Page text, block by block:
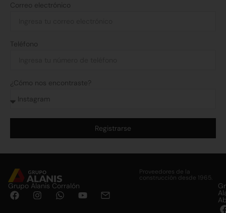
Correo electrónico
Teléfono
¿Cómo nos encontraste?
Registrarse
Proveedores de la
construcción desde 1965.
Grupo Alanis Corralón